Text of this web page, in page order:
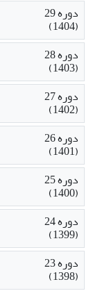
دوره 29
(1404)
دوره 28
(1403)
دوره 27
(1402)
دوره 26
(1401)
دوره 25
(1400)
دوره 24
(1399)
دوره 23
(1398)